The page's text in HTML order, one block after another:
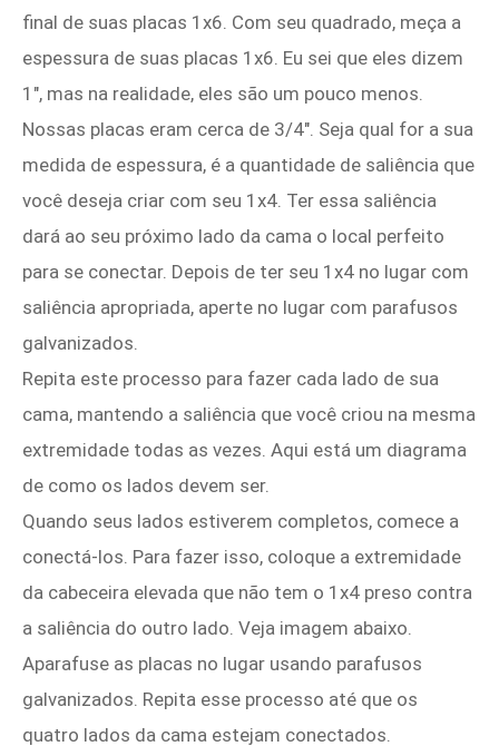
final de suas placas 1x6. Com seu quadrado, meça a
espessura de suas placas 1x6. Eu sei que eles dizem
1", mas na realidade, eles são um pouco menos.
Nossas placas eram cerca de 3/4". Seja qual for a sua
medida de espessura, é a quantidade de saliência que
você deseja criar com seu 1x4. Ter essa saliência
dará ao seu próximo lado da cama o local perfeito
para se conectar. Depois de ter seu 1x4 no lugar com
saliência apropriada, aperte no lugar com parafusos
galvanizados.
Repita este processo para fazer cada lado de sua
cama, mantendo a saliência que você criou na mesma
extremidade todas as vezes. Aqui está um diagrama
de como os lados devem ser.
Quando seus lados estiverem completos, comece a
conectá-los. Para fazer isso, coloque a extremidade
da cabeceira elevada que não tem o 1x4 preso contra
a saliência do outro lado. Veja imagem abaixo.
Aparafuse as placas no lugar usando parafusos
galvanizados. Repita esse processo até que os
quatro lados da cama estejam conectados.